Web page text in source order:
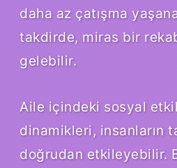
daha az çatışma
takdirde, miras bir
gelebilir.
Aile içindeki sosyal
dinamikleri, insanların
doğrudan etkileyebilir.